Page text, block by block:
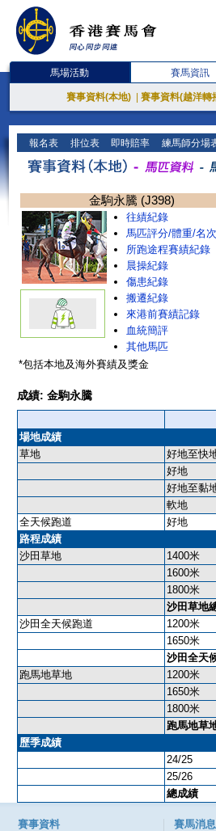
馬場活動 賽馬資訊
賽事資料(本地) 賽事資料(越洋轉
報名表 排位表 即時賠率 練馬師分場
金駒永騰 (J398)
往績紀錄
馬匹評分/體重/名次
所跑途程賽績紀錄
晨操紀錄
傷患紀錄
搬遷紀錄
來港前賽績記錄
血統簡評
其他馬匹
*包括本地及海外賽績及獎金
成績: 金駒永騰
場地成績
草地
好地至快
好地
好地至黏
軟地
全天候跑道
好地
路程成績
沙田草地
1400米
1600米
1800米
沙田草地
沙田全天候跑道
1200米
1650米
沙田全天
跑馬地草地
1200米
1650米
1800米
跑馬地草
歷季成績
24/25
25/26
總成績
賽事資料 賽馬消